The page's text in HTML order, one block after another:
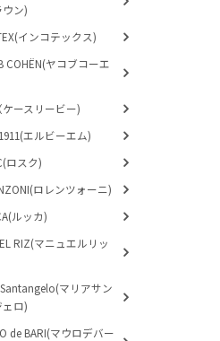
ウン)
インコテックス)
COHËN(ヤコブコーエ
ケースリービー)
エルビーエム)
ロスク)
ロレンツォーニ)
ルッカ)
RIZ(マニュエルリッ
マリアサン
ロ)
de BARI(マウロデバー